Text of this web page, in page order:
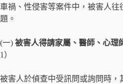
車禍、性侵害等案件中，被害人
題。
(一) 被害人得請家屬、醫師、心理
1）
被害人於偵查中受訊問或詢問時